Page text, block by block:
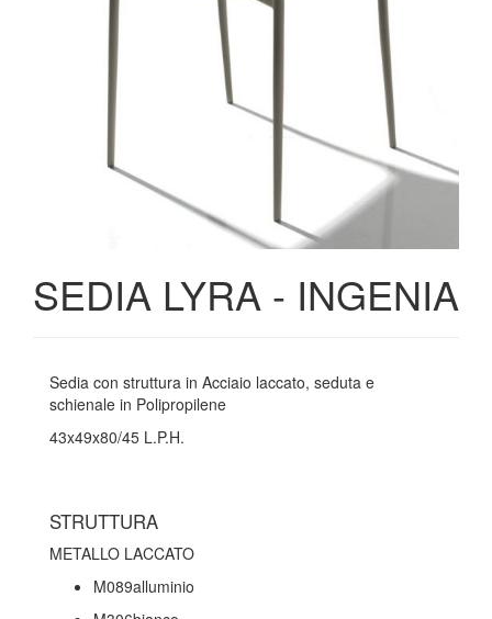
SEDIA LYRA - INGENIA
Sedia con struttura in Acciaio laccato, seduta e
schienale in Polipropilene
43x49x80/45 L.P.H.
STRUTTURA
METALLO LACCATO
M089alluminio